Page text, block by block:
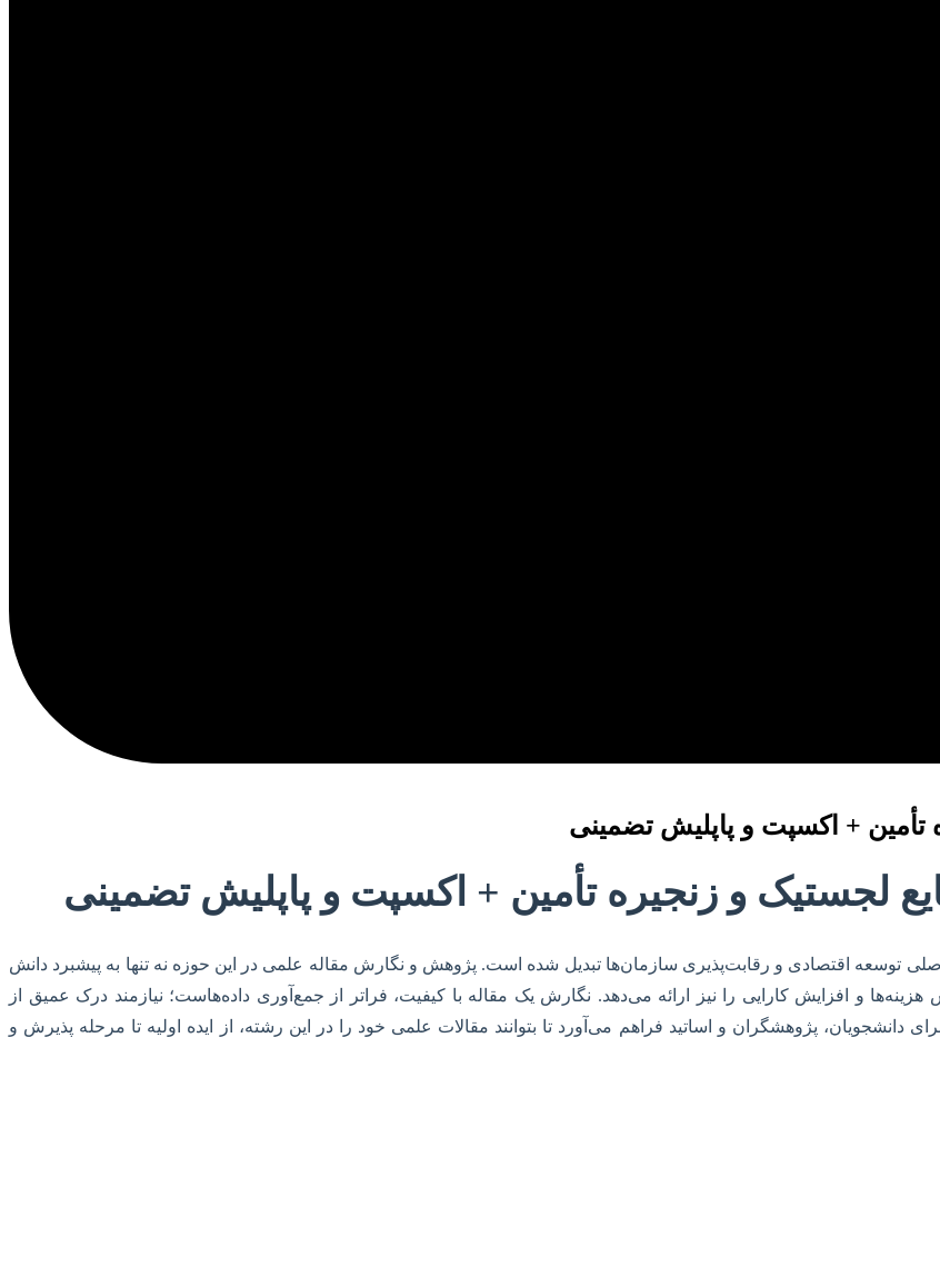
تأمین + اکسپت و پاپلیش تضمینی
لجستیک و زنجیره تأمین + اکسپت و پاپلیش تضمینی
اصلی توسعه اقتصادی و رقابت‌پذیری سازمان‌ها تبدیل شده است. پژوهش و نگارش مقاله علمی در این حوزه نه تنها به پیشبرد دانش
و افزایش کارایی را نیز ارائه می‌دهد. نگارش یک مقاله با کیفیت، فراتر از جمع‌آوری داده‌هاست؛ نیازمند درک عمیق از
پژوهشگران و اساتید فراهم می‌آورد تا بتوانند مقالات علمی خود را در این رشته، از ایده اولیه تا مرحله پذیرش و